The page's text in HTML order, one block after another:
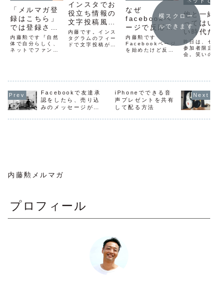
「メルマガ登
録はこちら」
では登録され
ない理由と、
メルマガ読者
を増やすため
内藤勲です『自然
体で自分らしく、
ネットでファンを
すが、今でも毎日
この７つの質問の
中では、セールス
は一切していませ
んで、『自然体で
インスタでお
役立ち情報の
文字投稿風の
リール投稿で
自分の想いも
発信した結果
内藤です。インス
タグラムのフィー
ドで文字投稿が流
プリで文字を画像
り方です。文字の
画像を複数枚用意
して、横にスワイ
もらいます。わ...
なぜ
facebookペ
ージで反応が
起きないのか
内藤勲です
Facebookページ
を始めたけど反応
に使っている人も
なる数も多いで
す。でも、
Facebookの特徴
方を間違えると、
他と一緒
ってはい
い時代だ
て思う
昨日は、セ
参加者限定
会。笑いの
に、大切な
前こんな質
れた時に僕
な風に答え
「お客さん
分も楽しむ
横スクロー
ルできます
Facebookで友達承
認をしたら、売り込
みのメッセージが
iPhoneでできる音
声プレゼントを共有
して配る方法
内藤勲メルマガ
プロフィール